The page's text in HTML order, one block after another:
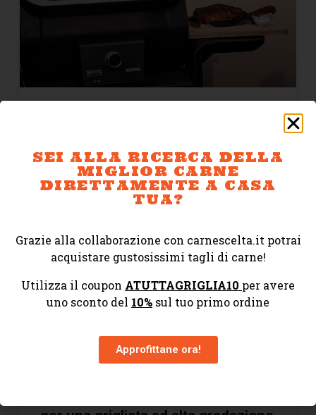
14 Giugno 2023 Nessun commento
CONSIGLI E GUIDE
SEI ALLA RICERCA DELLA
MIGLIOR CARNE
DIRETTAMENTE A CASA
TUA?
Grazie alla collaborazione con carnescelta.it potrai
acquistare gustosissimi tagli di carne!
Utilizza il coupon ATUTTAGRIGLIA10 per avere
uno sconto del 10% sul tuo primo ordine
Approfittane ora!